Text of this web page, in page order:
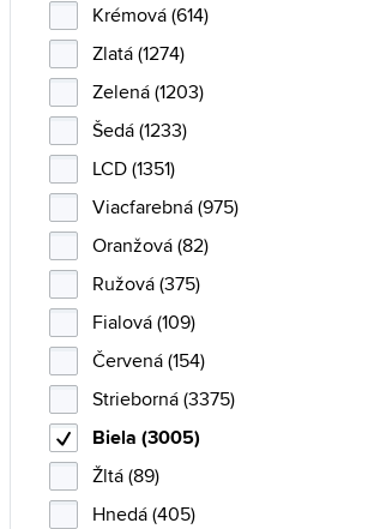
DKNY (17)
Emily Westwood (36)
Emporio Armani (26)
Esprit (23)
Festina (154)
Fossil (76)
Frederic Graff (24)
Gant (64)
Guess (97)
Heinrichssohn (1)
Hugo Boss (20)
Invicta (32)
Iron Annie (18)
Iwood Real Wood (1)
Krémová (614)
Zlatá (1274)
Zelená (1203)
Šedá (1233)
LCD (1351)
Viacfarebná (975)
Oranžová (82)
Ružová (375)
Fialová (109)
Červená (154)
Strieborná (3375)
Biela (3005)
Žltá (89)
Hnedá (405)